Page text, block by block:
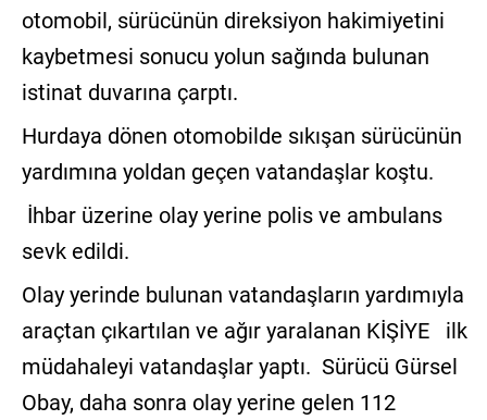
BİZE
ULAŞIN
Künye
İletişim
Gizlilik
Sözleşmesi
Kullanıcı
Sözleşmesi
otomobil, sürücünün direksiyon hakimiyetini
kaybetmesi sonucu yolun sağında bulunan
istinat duvarına çarptı.
Hurdaya dönen otomobilde sıkışan sürücünün
yardımına yoldan geçen vatandaşlar koştu.
İhbar üzerine olay yerine polis ve ambulans
sevk edildi.
Olay yerinde bulunan vatandaşların yardımıyla
araçtan çıkartılan ve ağır yaralanan KİŞİYE ilk
müdahaleyi vatandaşlar yaptı. Sürücü Gürsel
Obay, daha sonra olay yerine gelen 112